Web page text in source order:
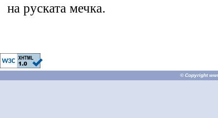
на руската мечка.
© Copyright